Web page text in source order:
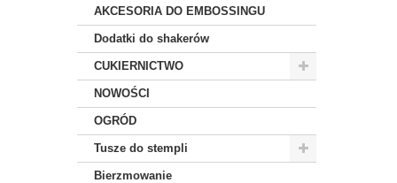
AKCESORIA DO EMBOSSINGU
Dodatki do shakerów
CUKIERNICTWO
NOWOŚCI
OGRÓD
Tusze do stempli
Bierzmowanie